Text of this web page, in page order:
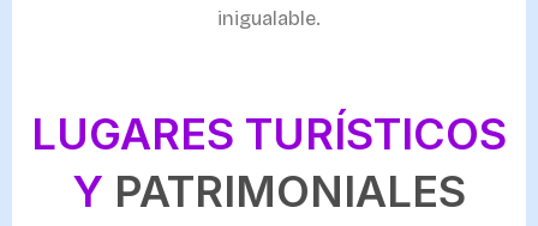
inigualable.
LUGARES TURÍSTICOS
Y PATRIMONIALES